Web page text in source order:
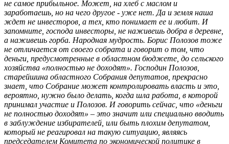
не самое прибыльное. Может, на хлеб с маслом и
заработаешь, но на чего другое - уже нет. Да и земля наша
ждет не инвесторов, а тех, кто понимает ее и любит. И
запомните, господа инвесторы, не наживешь добра в деревне,
а наживешь горба. Народная мудрость. Борис Полозов тоже
не отличается от своего собрата и говорит о том, что
деньги, предусмотренные в областном бюджете, до сельского
хозяйства «полностью не доходят». Господин Полозов,
старейшина областного Собрания депутатов, прекрасно
знает, что Собрание может контролировать власть и это,
вероятно, нужно было делать, когда шла работа, в которой
принимал участие и Полозов. И говорить сейчас, что «деньги
не полностью доходят» – это значит или специально вводить
в заблуждение избирателей, или быть плохим депутатом,
который не реагировал на такую ситуацию, являясь
председателем Комитета по экономической политике в